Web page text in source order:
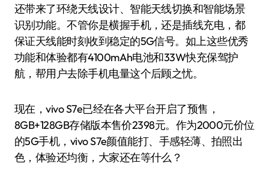
还带来了环绕天线设计、智能天线切换和智能场景
识别功能。不管你是横握手机，还是插线充电，都
保证天线能时刻收到稳定的5G信号。如上这些优秀
功能和体验都有4100mAh电池和33W快充保驾护
航，帮用户去除手机电量这个后顾之忧。
现在，vivo S7e已经在各大平台开启了预售，
8GB+128GB存储版本售价2398元。作为2000元价位
的5G手机，vivo S7e颜值能打、手感轻薄、拍照出
色，体验还均衡，大家还在等什么？